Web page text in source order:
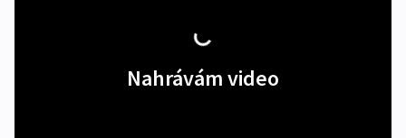
Nahrávám video